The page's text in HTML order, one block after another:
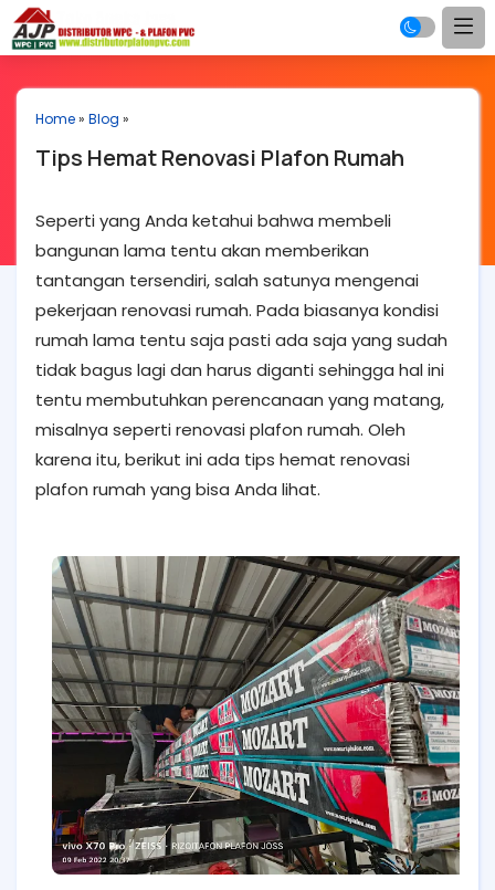
Home» Blog »
Tips Hemat Renovasi Plafon Rumah
Seperti yang Anda ketahui bahwa membeli
bangunan lama tentu akan memberikan
tantangan tersendiri, salah satunya mengenai
pekerjaan renovasi rumah. Pada biasanya kondisi
rumah lama tentu saja pasti ada saja yang sudah
tidak bagus lagi dan harus diganti sehingga hal ini
tentu membutuhkan perencanaan yang matang,
misalnya seperti renovasi plafon rumah. Oleh
karena itu, berikut ini ada tips hemat renovasi
plafon rumah yang bisa Anda lihat.